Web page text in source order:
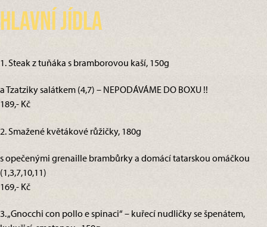
Hlavní jídla
1. Steak z tuňáka s bramborovou kaší, 150g
a Tzatziky salátkem (4,7) – NEPODÁVÁME DO BOXU !!
189,- Kč
2. Smažené květákové růžičky, 180g
s opečenými grenaille brambůrky a domácí tatarskou omáčkou
(1,3,7,10,11)
169,- Kč
3. „Gnocchi con pollo e spinaci“ – kuřecí nudličky se špenátem,